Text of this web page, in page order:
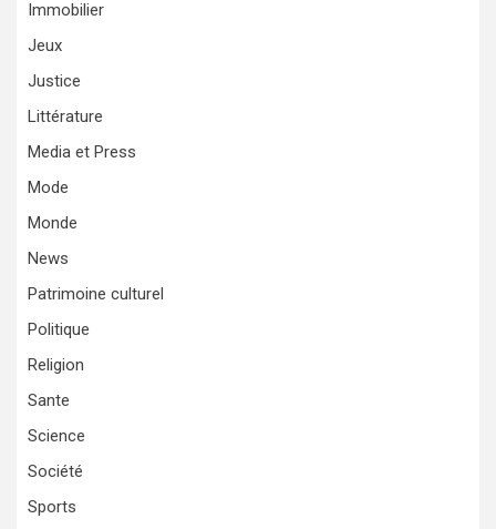
Immobilier
Jeux
Justice
Littérature
Media et Press
Mode
Monde
News
Patrimoine culturel
Politique
Religion
Sante
Science
Société
Sports